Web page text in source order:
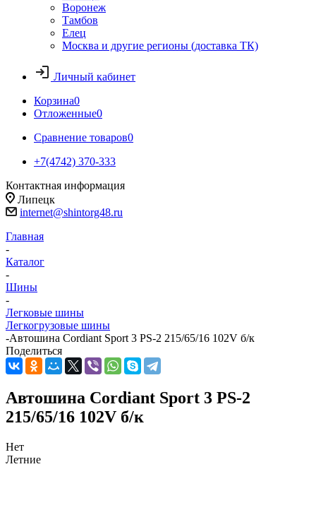
Воронеж
Тамбов
Елец
Москва и другие регионы (доставка ТК)
Личный кабинет
Корзина0
Отложенные0
Сравнение товаров0
+7(4742) 370-333
Контактная информация
Липецк
internet@shintorg48.ru
Главная
-
Каталог
-
Шины
-
Легковые шины
Легкогрузовые шины
-Автошина Cordiant Sport 3 PS-2 215/65/16 102V б/к
Поделиться
Автошина Cordiant Sport 3 PS-2
215/65/16 102V б/к
Нет
Летние